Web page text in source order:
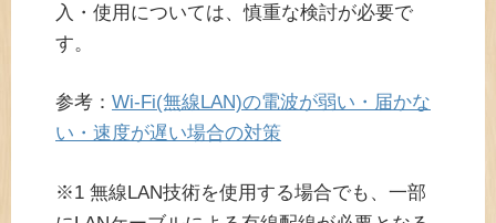
入・使用については、慎重な検討が必要で
す。
参考： Wi-Fi(無線LAN)の電波が弱い・届かな
い・速度が遅い場合の対策
※1 無線LAN技術を使用する場合でも、一部